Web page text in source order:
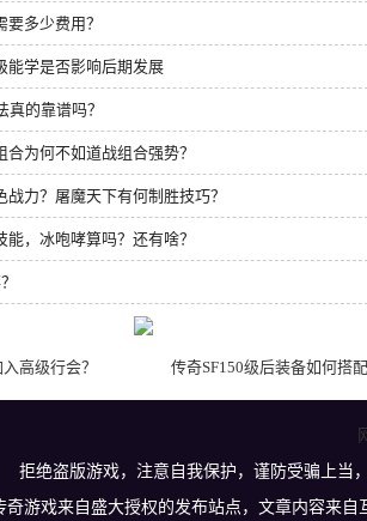
多少费用？
能学是否影响后期发展
的靠谱吗？
为何不如道战组合强势？
力？屠魔天下有何制胜技巧？
，冰咆哮算吗？还有啥？
高级行会？ 传奇SF150级后装备如何搭
拒绝盗版游戏，注意自我保护，谨防受骗上当
游戏来自盛大授权的发布站点，文章内容来